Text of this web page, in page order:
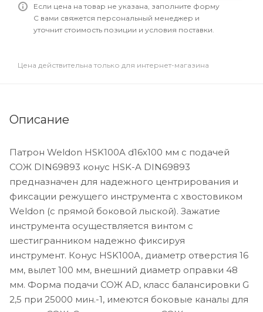
Если цена на товар не указана, заполните форму
С вами свяжется персональный менеджер и
уточнит стоимость позиции и условия поставки.
Цена действительна только для интернет-магазина
Описание
Патрон Weldon HSK100A d16x100 мм с подачей
СОЖ DIN69893 конус HSK-A DIN69893
предназначен для надежного центрирования и
фиксации режущего инструмента с хвостовиком
Weldon (с прямой боковой лыской). Зажатие
инструмента осуществляется винтом с
шестигранником надежно фиксируя
инструмент. Конус HSK100A, диаметр отверстия 16
мм, вылет 100 мм, внешний диаметр оправки 48
мм. Форма подачи СОЖ AD, класс балансировки G
2,5 при 25000 мин.-1, имеются боковые каналы для